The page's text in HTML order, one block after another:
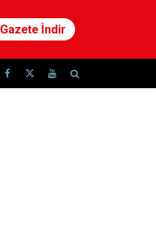
Gazete İndir